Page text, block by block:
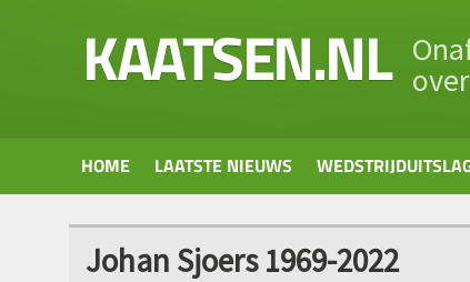
KAATSEN.NL
HOME LAATSTE NIEUWS
Johan Sjoers 1969-2022